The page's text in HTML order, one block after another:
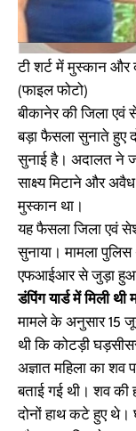
टी शर्ट में मुस्कान और
(फाइल फोटो)
बीकानेर की जिला एवं
बड़ा फैसला सुनाते हुए
सुनाई है। अदालत ने
साक्ष्य मिटाने और
मुस्कान था।
यह फैसला जिला एवं
सुनाया। मामला पुलिस
एफआईआर से जुड़ा
डंपिंग यार्ड में मिली थी
मामले के अनुसार 15
थी कि कोटड़ी
अज्ञात महिला का शव
बताई गई थी। शव की
दोनों हाथ कटे हुए थे।